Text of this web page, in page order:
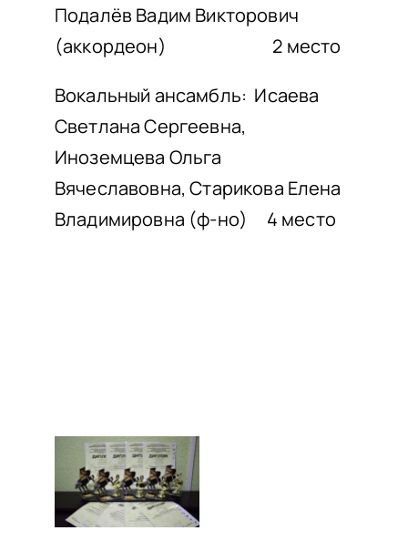
Подалёв Вадим Викторович
(аккордеон) 2 место
Вокальный ансамбль: Исаева
Светлана Сергеевна,
Иноземцева Ольга
Вячеславовна, Старикова Елена
Владимировна (ф-но) 4 место